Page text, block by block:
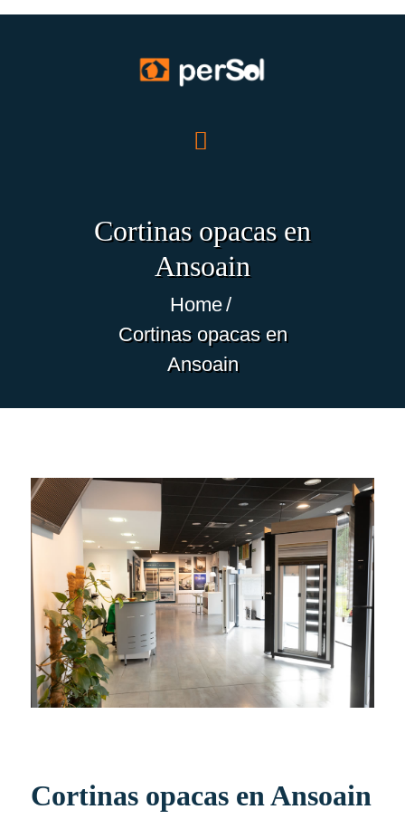
Cortinas opacas en
Ansoain
Home
Cortinas opacas en
Ansoain
PRODUCTOS
OFERTAS
TRABAJOS
ECO-NOTICIAS
Cortinas opacas en Ansoain